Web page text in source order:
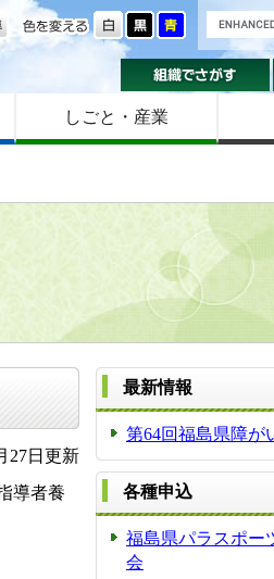
色を変える
しごと・産業
27日更新
導者養
最新情報
第64回福島県障が
各種申込
福島県パラスポー
会